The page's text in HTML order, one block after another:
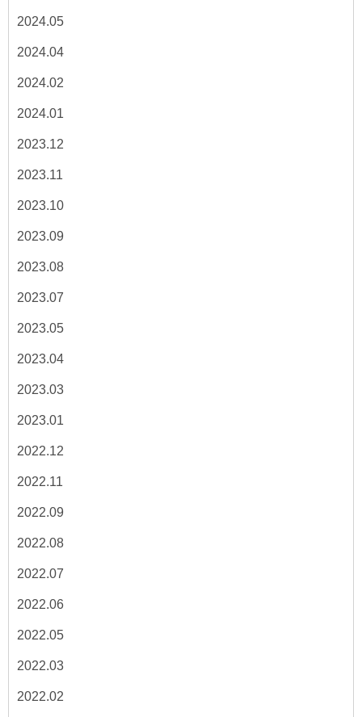
2024.05
2024.04
2024.02
2024.01
2023.12
2023.11
2023.10
2023.09
2023.08
2023.07
2023.05
2023.04
2023.03
2023.01
2022.12
2022.11
2022.09
2022.08
2022.07
2022.06
2022.05
2022.03
2022.02